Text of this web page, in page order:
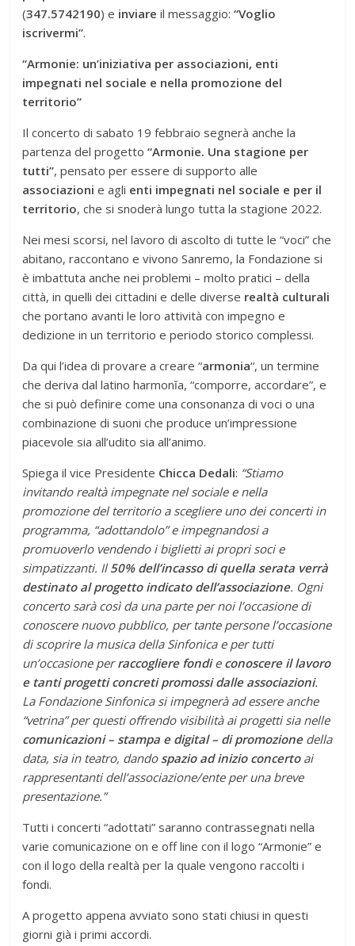
(347.5742190) e inviareil messaggio:“Voglio
iscrivermi”.
“Armonie: un’iniziativa per associazioni, enti
impegnati nel sociale e nella promozione del
territorio”
Il concerto di sabato 19 febbraio segnerà anche la
partenza del progetto“Armonie. Una stagione per
tutti”, pensato per essere di supporto alle
associazioni e agli enti impegnati nel sociale e per il
territorio, che si snoderà lungo tutta la stagione 2022.
Nei mesi scorsi, nel lavoro di ascolto di tutte le “voci” che
abitano, raccontano e vivono Sanremo, la Fondazione si
è imbattuta anche nei problemi – molto pratici – della
città, in quelli dei cittadini e delle diverse realtà culturali
che portano avanti le loro attività con impegno e
dedizione in un territorio e periodo storico complessi.
Da qui l’idea di provare a creare “armonia“, un termine
che deriva dal latino harmonĭa, “comporre, accordare”, e
che si può definire come una consonanza di voci o una
combinazione di suoni che produce un’impressione
piacevole sia all’udito sia all’animo.
Spiega il vice Presidente Chicca Dedali: “Stiamo
invitando realtà impegnate nel sociale e nella
promozione del territorio a scegliere uno dei concerti in
programma, “adottandolo” e impegnandosi a
promuoverlo vendendo i biglietti ai propri soci e
simpatizzanti. Il50% dell’incasso di quella serata verrà
destinato al progetto indicato dell’associazione. Ogni
concerto sarà così da una parte per noi l’occasione di
conoscere nuovo pubblico, per tante persone l’occasione
di scoprire la musica della Sinfonica e per tutti
un’occasione perraccogliere fondie conoscere il lavoro
e tanti progetti concreti promossi dalle associazioni.
La Fondazione Sinfonica si impegnerà ad essere anche
“vetrina” per questi offrendo visibilità ai progetti sia nelle
comunicazioni – stampa e digital – di promozionedella
data, sia in teatro, dando spazio ad inizio concertoai
rappresentanti dell’associazione/ente per una breve
presentazione.”
Tutti i concerti “adottati” saranno contrassegnati nella
varie comunicazione on e off line con il logo “Armonie” e
con il logo della realtà per la quale vengono raccolti i
fondi.
A progetto appena avviato sono stati chiusi in questi
giorni già i primi accordi.